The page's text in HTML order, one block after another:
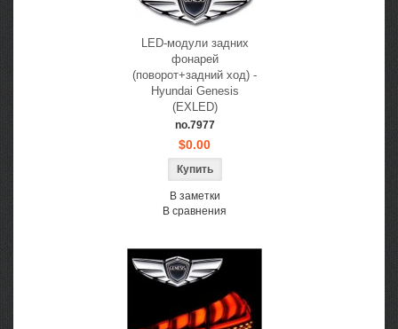
LED-модули задних
фонарей
(поворот+задний ход) -
Hyundai Genesis
(EXLED)
no.7977
$0.00
В заметки
В сравнения